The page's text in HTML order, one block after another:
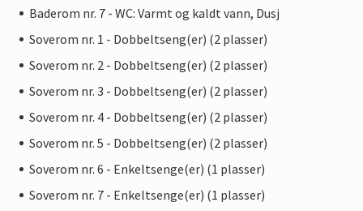
Baderom nr. 7 - WC: Varmt og kaldt vann, Dusj
Soverom nr. 1 - Dobbeltseng(er) (2 plasser)
Soverom nr. 2 - Dobbeltseng(er) (2 plasser)
Soverom nr. 3 - Dobbeltseng(er) (2 plasser)
Soverom nr. 4 - Dobbeltseng(er) (2 plasser)
Soverom nr. 5 - Dobbeltseng(er) (2 plasser)
Soverom nr. 6 - Enkeltsenge(er) (1 plasser)
Soverom nr. 7 - Enkeltsenge(er) (1 plasser)